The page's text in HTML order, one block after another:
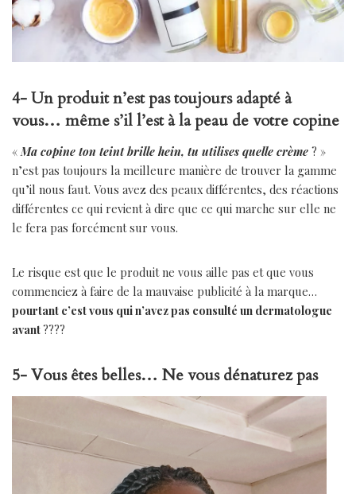
4- Un produit n’est pas toujours adapté à
vous… même s’il l’est à la peau de votre copine
«Ma copine ton teint brille hein, tu utilises quelle crème ? »
n’est pas toujours la meilleure manière de trouver la gamme
qu’il nous faut. Vous avez des peaux différentes, des réactions
différentes ce qui revient à dire que ce qui marche sur elle ne
le fera pas forcément sur vous.
Le risque est que le produit ne vous aille pas et que vous
commenciez à faire de la mauvaise publicité à la marque…
pourtant c’est vous qui n’avez pas consulté un dermatologue
avant????
5- Vous êtes belles… Ne vous dénaturez pas